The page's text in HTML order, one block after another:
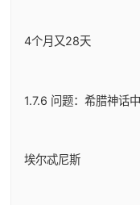
4个月又28天
1.7.6 问题：希腊神话
埃尔忒尼斯